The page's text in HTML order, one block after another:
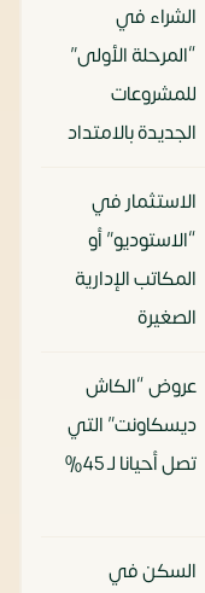
الشراء في
“المرحلة الأولى”
للمشروعات
الجديدة بالامتداد
الاستثمار في
“الاستوديو” أو
المكاتب الإدارية
الصغيرة
عروض “الكاش
ديسكاونت” التي
تصل أحيانا لـ 45%
السكن في